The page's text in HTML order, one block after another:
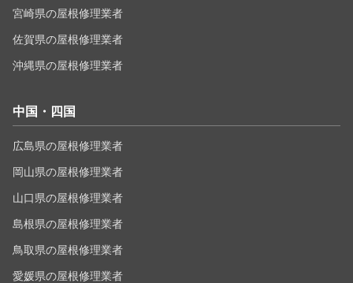
宮崎県の屋根修理業者
佐賀県の屋根修理業者
沖縄県の屋根修理業者
中国・四国
広島県の屋根修理業者
岡山県の屋根修理業者
山口県の屋根修理業者
島根県の屋根修理業者
鳥取県の屋根修理業者
愛媛県の屋根修理業者